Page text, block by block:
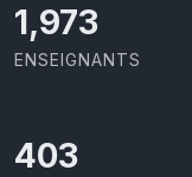
2,086
ENSEIGNANTS
426